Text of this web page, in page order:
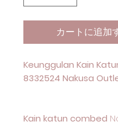
カートに追加
Keunggulan Kain
8332524 Nakusa
Kain katun combed